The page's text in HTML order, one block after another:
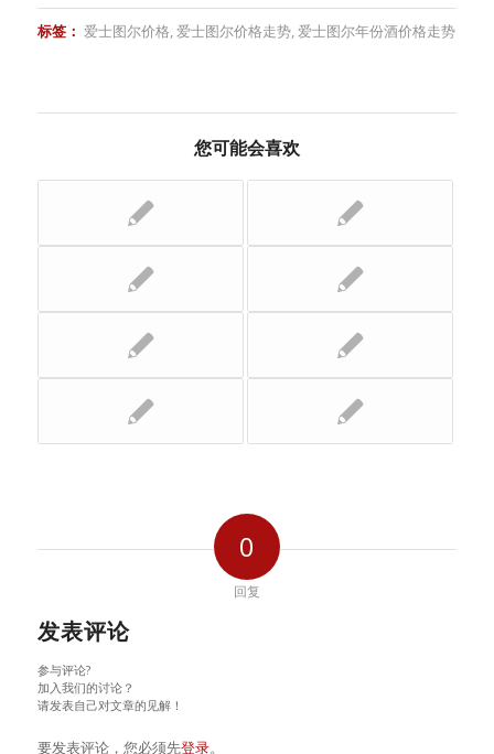
标签： 爱士图尔价格,爱士图尔价格走势,爱士图尔年份酒价格走势
您可能会喜欢
0
回复
发表评论
参与评论?
加入我们的讨论？
请发表自己对文章的见解！
要发表评论，您必须先登录。